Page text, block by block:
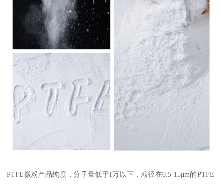
PTFE微粉产品纯度，分子量低于1万以下，粒径在0.5-15μm的PTFE